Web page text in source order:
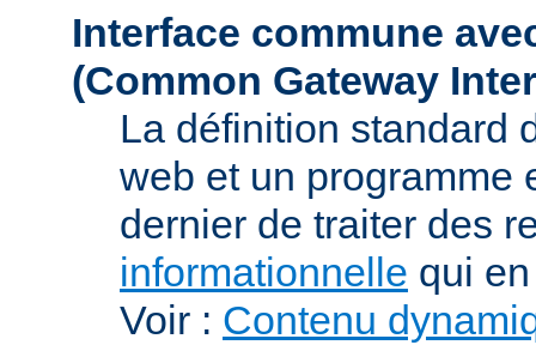
Interface commune
(Common Gateway
La définition standard
web et un programme
dernier de traiter des
informationnelle qui
Voir : Contenu